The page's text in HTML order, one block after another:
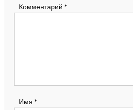
Комментарий *
Имя *